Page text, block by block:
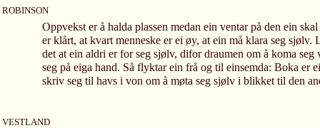
ROBINSON
Oppvekst er å halda plassen medan ein ventar på den ein
er klårt, at kvart menneske er ei øy, at ein må klara seg sjølv.
det at ein aldri er for seg sjølv, difor draumen om å koma seg
seg på eiga hand. Så flyktar ein frå og til einsemda: Boka er
skriv seg til havs i von om å møta seg sjølv i blikket til den
VESTLAND